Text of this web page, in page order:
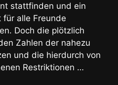
stattfinden und ein
für alle Freunde
Doch die plötzlich
Zahlen der nahezu
und die hierdurch von
Restriktionen …